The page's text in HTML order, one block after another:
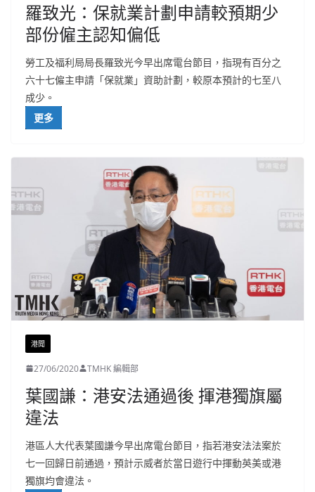
羅致光：保就業計劃申請較預期少
部份僱主認知偏低
勞工及福利局局長羅致光今早出席電台節目，指現有百分之
六十七僱主申請「保就業」資助計劃，較原本預計的七至八
成少。
更多
港聞
27/06/2020 TMHK 編輯部
葉國謙：港安法通過後 揮港獨旗屬
違法
港區人大代表葉國謙今早出席電台節目，指若港安法法案於
七一回歸日前通過，預計示威者於當日遊行中揮動英美或港
獨旗均會違法。